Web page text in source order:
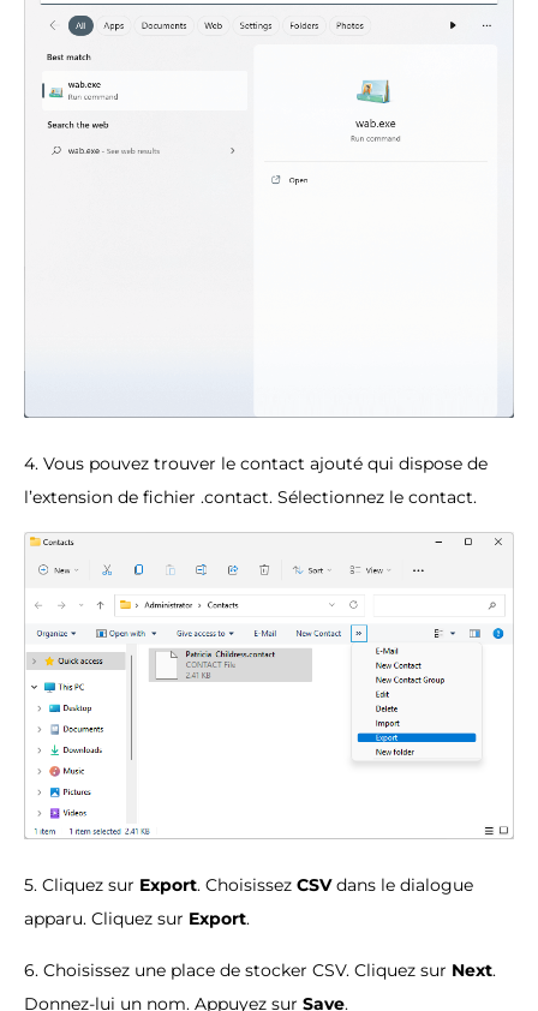
4. Vous pouvez trouver le contact ajouté qui dispose de
l’extension de fichier .contact. Sélectionnez le contact.
5. Cliquez sur Export. Choisissez CSVdans le dialogue
apparu. Cliquez sur Export.
6. Choisissez une place de stocker CSV. Cliquez sur Next.
Donnez-lui un nom. Appuyez sur Save.